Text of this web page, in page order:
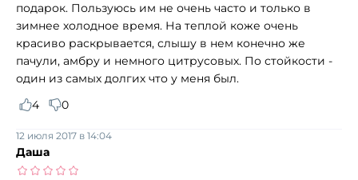
подарок. Пользуюсь им не очень часто и только в
зимнее холодное время. На теплой коже очень
красиво раскрывается, слышу в нем конечно же
пачули, амбру и немного цитрусовых. По стойкости -
один из самых долгих что у меня был.
4
0
Даша
12 июля 2017 в 14:04